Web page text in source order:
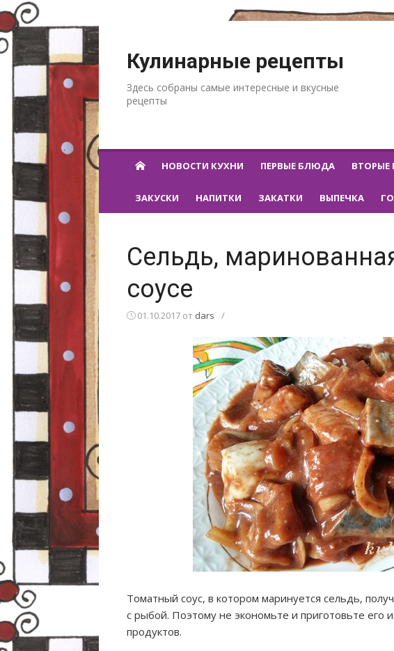
Кулинарные рецепты
Здесь собраны самые интересные и вкусные
рецепты
НОВОСТИ КУХНИ ПЕРВЫЕ БЛЮДА
ЗАКУСКИ НАПИТКИ ЗАКАТКИ ВЫПЕЧКА
Сельдь,
соусе
01.10.2017 от dars /
Томатный соус, в котором маринуется сельдь,
с рыбой. Поэтому не экономьте и приготовьте его
продуктов.